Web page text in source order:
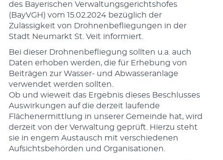
des Bayerischen Verwaltungsgerichtshofes
(BayVGH) vom 15.02.2024 bezüglich der
Zulässigkeit von Drohnenbefliegungen in der
Stadt Neumarkt St. Veit informiert.
Bei dieser Drohnenbefliegung sollten u.a. auch
Daten erhoben werden, die für Erhebung von
Beiträgen zur Wasser- und Abwasseranlage
verwendet werden sollten.
Ob und wieweit das Ergebnis dieses Beschlusses
Auswirkungen auf die derzeit laufende
Flächenermittlung in unserer Gemeinde hat, wird
derzeit von der Verwaltung geprüft. Hierzu steht
sie in engem Austausch mit verschiedenen
Aufsichtsbehörden und Organisationen.